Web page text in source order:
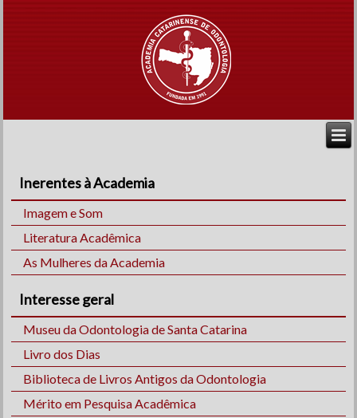
Inerentes à Academia
Imagem e Som
Literatura Acadêmica
As Mulheres da Academia
Interesse geral
Museu da Odontologia de Santa Catarina
Livro dos Dias
Biblioteca de Livros Antigos da Odontologia
Mérito em Pesquisa Acadêmica